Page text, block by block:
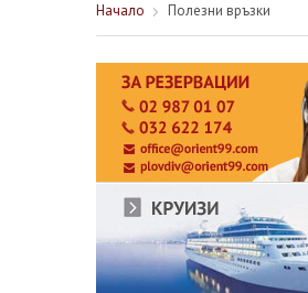
Начало Полезни връзки